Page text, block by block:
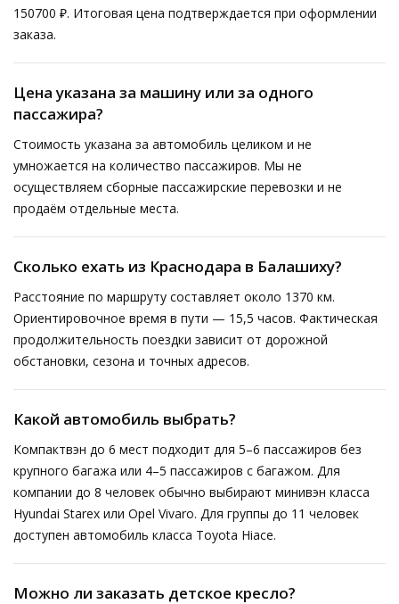
150700 ₽. Итоговая цена подтверждается при оформлении
заказа.
Цена указана за машину или за одного
пассажира?
Стоимость указана за автомобиль целиком и не
умножается на количество пассажиров. Мы не
осуществляем сборные пассажирские перевозки и не
продаём отдельные места.
Сколько ехать из Краснодара в Балашиху?
Расстояние по маршруту составляет около 1370 км.
Ориентировочное время в пути — 15,5 часов. Фактическая
продолжительность поездки зависит от дорожной
обстановки, сезона и точных адресов.
Какой автомобиль выбрать?
Компактвэн до 6 мест подходит для 5–6 пассажиров без
крупного багажа или 4–5 пассажиров с багажом. Для
компании до 8 человек обычно выбирают минивэн класса
Hyundai Starex или Opel Vivaro. Для группы до 11 человек
доступен автомобиль класса Toyota Hiace.
Можно ли заказать детское кресло?